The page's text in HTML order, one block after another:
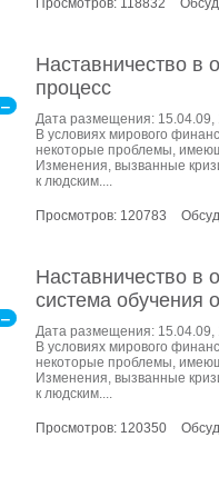
Просмотров: 118832
‒
Наставничество в
процесс
Дата размещения: 15.04.09,
В условиях мирового
некоторые проблемы,
Изменения, вызванные
к людским....
Просмотров: 120783
‒
Наставничество в
система обучения
Дата размещения: 15.04.09,
В условиях мирового
некоторые проблемы,
Изменения, вызванные
к людским....
Просмотров: 120350